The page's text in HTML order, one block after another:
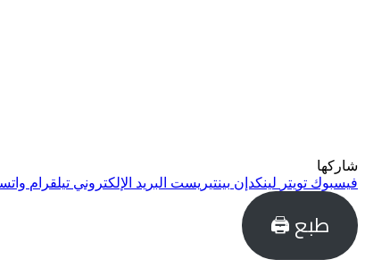
شاركها
فيسبوك تويتر لينكدإن بينتيريست البريد الإلكتروني تيلقرام
طبع 🖨